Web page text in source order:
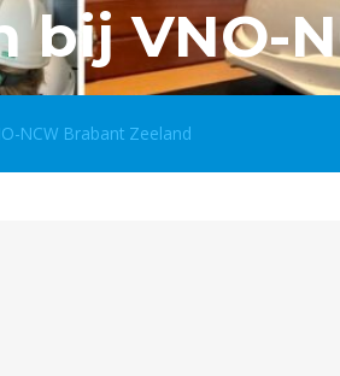
bij VNO-
NCW Brabant Zeeland